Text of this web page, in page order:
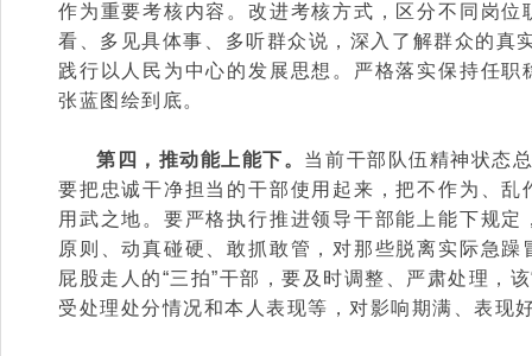
作为重要考核内容。改进考核方式，区分不同岗
看、多见具体事、多听群众说，深入了解群众的真
践行以人民为中心的发展思想。严格落实保持任
张蓝图绘到底。
第四，推动能上能下。 当前干部队伍精神状态
要把忠诚干净担当的干部使用起来，把不作为、
用武之地。要严格执行推进领导干部能上能下规
原则、动真碰硬、敢抓敢管，对那些脱离实际急
屁股走人的“三拍”干部，要及时调整、严肃处理，
受处理处分情况和本人表现等，对影响期满、表现